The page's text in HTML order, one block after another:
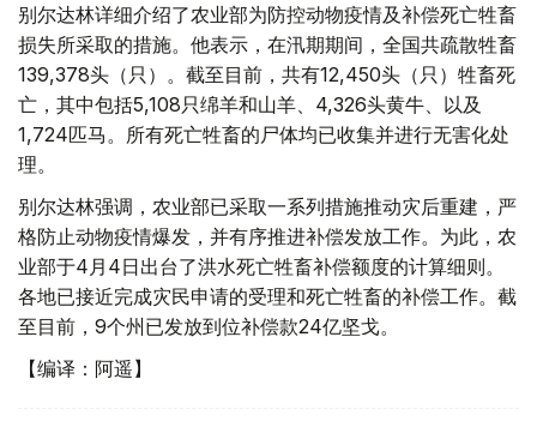
别尔达林详细介绍了农业部为防控动物疫情及补偿死亡牲畜
损失所采取的措施。他表示，在汛期期间，全国共疏散牲畜
139,378头（只）。截至目前，共有12,450头（只）牲畜死
亡，其中包括5,108只绵羊和山羊、4,326头黄牛、以及
1,724匹马。所有死亡牲畜的尸体均已收集并进行无害化处
理。
别尔达林强调，农业部已采取一系列措施推动灾后重建，严
格防止动物疫情爆发，并有序推进补偿发放工作。为此，农
业部于4月4日出台了洪水死亡牲畜补偿额度的计算细则。
各地已接近完成灾民申请的受理和死亡牲畜的补偿工作。截
至目前，9个州已发放到位补偿款24亿坚戈。
【编译：阿遥】